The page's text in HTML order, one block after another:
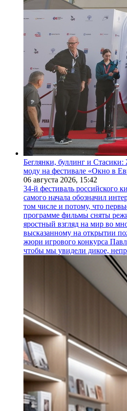
Беглянки, буллинг и Стасики:
моду на фестивале «Окно в
06 августа 2026, 15:42
34-й фестиваль российского
самого начала обозначил
том числе и потому, что
программе фильмы сняты
яростный взгляд на мир во
высказанному на открытии
жюри игрового конкурса
чтобы мы увидели дикое,